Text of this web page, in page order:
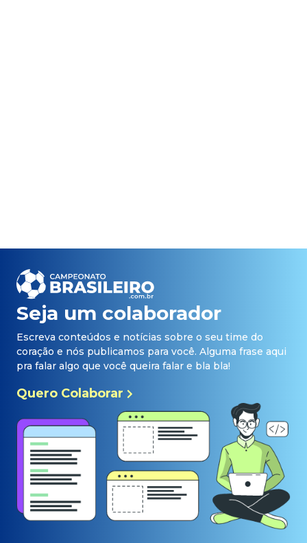
Seja um colaborador
Escreva conteúdos e notícias sobre o seu time do
coração e nós publicamos para você. Alguma frase aqui
pra falar algo que você queira falar e bla bla!
Quero Colaborar